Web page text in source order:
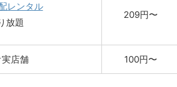
レンタル
放題
209円〜
店舗 100円〜